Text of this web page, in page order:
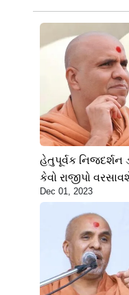
હેતુપૂર્વક નિજદર્શન
કેવો રાજીપો
Dec 01, 2023